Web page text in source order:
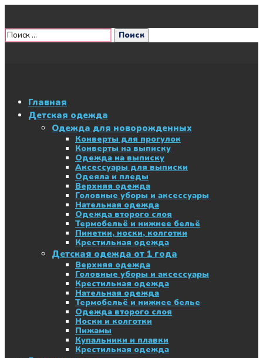
Главная
Детская одежда
Одежда для новорожденных
Конверты для прогулок
Конверты на выписку
Одежда на выписку
Аксессуары для выписки
Одеяла и пледы
Верхняя одежда
Головные уборы и аксессуары
Нательная одежда
Одежда второго слоя
Термобельё и нижнее бельё
Пинетки, носки, колготки
Крестильная одежда
Детская одежда от 1 года
Верхняя одежда
Головные уборы и аксессуары
Крестильная одежда
Нательная одежда
Термобельё и нижнее белье
Одежда второго слоя
Носки и колготки
Пижамы
Купальники и плавки
Крестильная одежда